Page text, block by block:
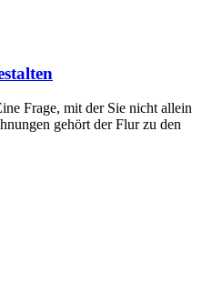
Frage, mit der Sie nicht allein
gehört der Flur zu den